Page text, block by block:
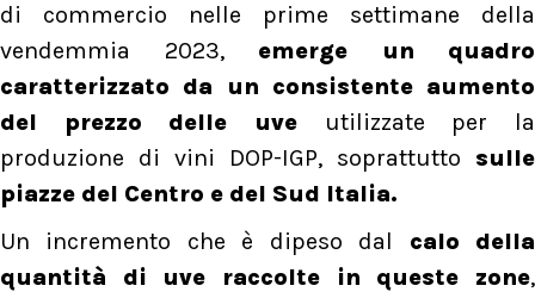
di commercio nelle prime settimane della
vendemmia 2023, emerge un quadro
caratterizzato da un consistente aumento
del prezzo delle uve utilizzate per la
produzione di vini DOP-IGP, soprattutto sulle
piazze del Centro e del Sud Italia.
Un incremento che è dipeso dal calo della
quantità di uve raccolte in queste zone,